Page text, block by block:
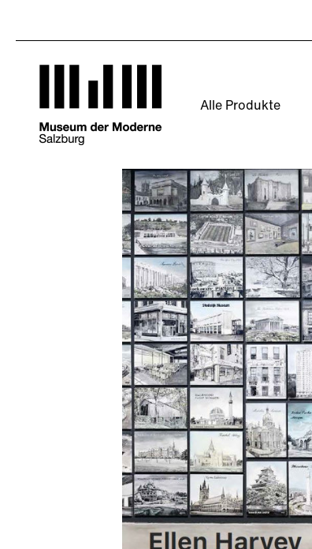
zum
Alle Produkte